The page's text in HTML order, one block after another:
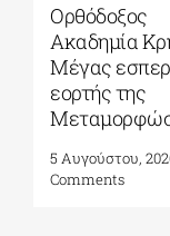
Ορθόδοξος
Ακαδημία
Μέγας
εορτής της
5 Αυγούστου,
Comments